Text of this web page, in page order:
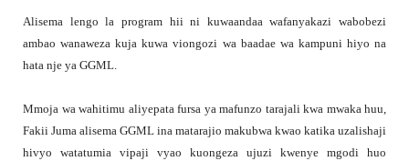
Alisema lengo la program hii ni kuwaandaa wafanyakazi wabobezi
ambao wanaweza kuja kuwa viongozi wa baadae wa kampuni hiyo na
hata nje ya GGML.
Mmoja wa wahitimu aliyepata fursa ya mafunzo tarajali kwa mwaka huu,
Fakii Juma alisema GGML ina matarajio makubwa kwao katika uzalishaji
hivyo watatumia vipaji vyao kuongeza ujuzi kwenye mgodi huo